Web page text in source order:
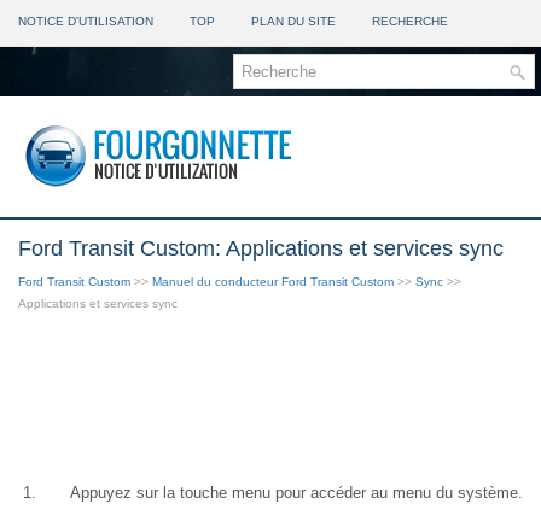
NOTICE D'UTILISATION TOP PLAN DU SITE RECHERCHE
Ford Transit Custom: Applications et services sync
Ford Transit Custom >> Manuel du conducteur Ford Transit Custom >> Sync >>
Applications et services sync
Appuyez sur la touche menu pour accéder au menu du système.